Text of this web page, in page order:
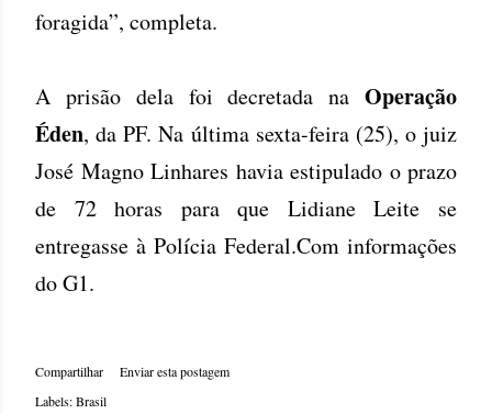
foragida”, completa.
A prisão dela foi decretada na Operação
Éden, da PF. Na última sexta-feira (25), o juiz
José Magno Linhares havia estipulado o prazo
de 72 horas para que Lidiane Leite se
entregasse à Polícia Federal.Com informações
do G1.
Compartilhar
Enviar esta postagem
Labels:Brasil